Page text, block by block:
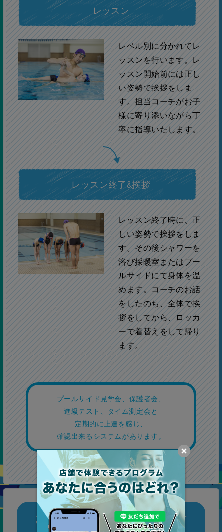
レッスン
レベル別に分かれてレ
ッスンを行います。レ
ッスン開始前には正し
い姿勢で挨拶をしま
す。担当コーチがお子
様に寄り添いながら丁
寧に指導いたします。
レッスン終了&挨拶
レッスン終了時に、正
しい姿勢で挨拶をしま
す。その後シャワーを
浴び採暖室またはプー
ルサイドにて身体を温
めます。コーチのお話
をしたのち、全体で挨
拶をしてから、ロッカ
ーで着替えをして帰り
ます。
プールサイド見学会、保護者会、
進級テスト、タイム測定会と
定期的に上達を感じ、
確認出来るシステムがあります。